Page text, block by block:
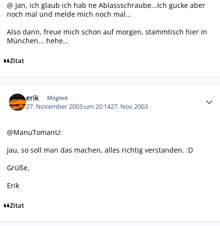
@ Jan, ich glaub ich hab ne Ablassschraube...Ich gucke aber
noch mal und melde mich noch mal...
Also dann, freue mich schon auf morgen, stammtisch hier in
München... hehe...
Zitat
erik Mitglied
27. November 2003 um 20:1427. Nov 2003
@ManuTomanU:
Jau, so soll man das machen, alles richtig verstanden. :D
Grüße,
Erik
Zitat